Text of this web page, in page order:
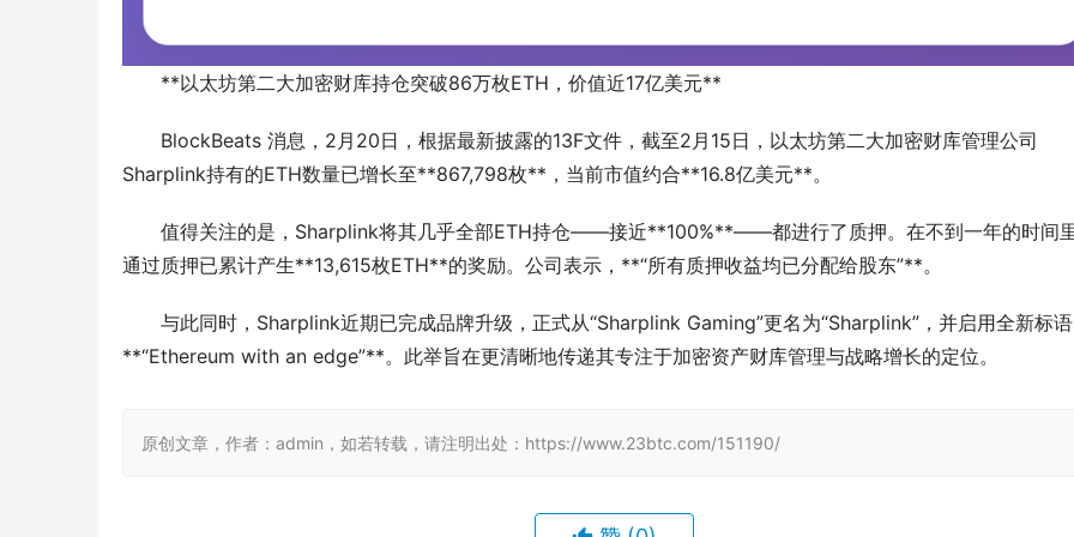
**以太坊第二大加密财库持仓突破86万枚ETH，价值近17亿美元**
BlockBeats 消息，2月20日，根据最新披露的13F文件，截至2月15日，以太坊第二大加密财库管理公司
Sharplink持有的ETH数量已增长至**867,798枚**，当前市值约合**16.8亿美元**。
值得关注的是，Sharplink将其几乎全部ETH持仓——接近**100%**——都进行了质押。在不到一年的时间里
通过质押已累计产生**13,615枚ETH**的奖励。公司表示，**“所有质押收益均已分配给股东”**。
与此同时，Sharplink近期已完成品牌升级，正式从“Sharplink Gaming”更名为“Sharplink”，并启用全新标语
**“Ethereum with an edge”**。此举旨在更清晰地传递其专注于加密资产财库管理与战略增长的定位。
原创文章，作者：admin，如若转载，请注明出处：https://www.23btc.com/151190/